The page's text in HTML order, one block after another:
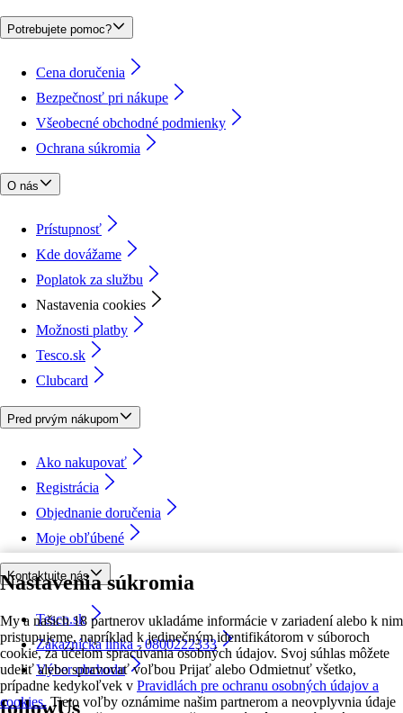
Nastavenia súkromia
My a našich 18 partnerov ukladáme informácie v zariadení alebo k nim
pristupujeme, napríklad k jedinečným identifikátorom v súboroch
cookie, za účelom spracúvania osobných údajov. Svoj súhlas môžete
udeliť alebo spravovať voľbou Prijať alebo Odmietnuť všetko,
prípadne kedykoľvek v Pravidlách pre ochranu osobných údajov a
cookies. Tieto voľby oznámime našim partnerom a neovplyvnia údaje
Potrebujete pomoc?
Cena doručenia
Bezpečnosť pri nákupe
Všeobecné obchodné podmienky
Ochrana súkromia
O nás
Prístupnosť
Kde dovážame
Poplatok za službu
Nastavenia cookies
Možnosti platby
Tesco.sk
Clubcard
Pred prvým nákupom
Ako nakupovať
Registrácia
Objednanie doručenia
Moje obľúbené
Kontaktujte nás
Tesco.sk
Zákaznícka linka - 0800222333
Výber obchodu
followUs